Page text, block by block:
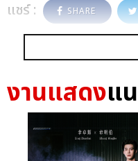
แชร์ : SHARE
งานแสดงแ